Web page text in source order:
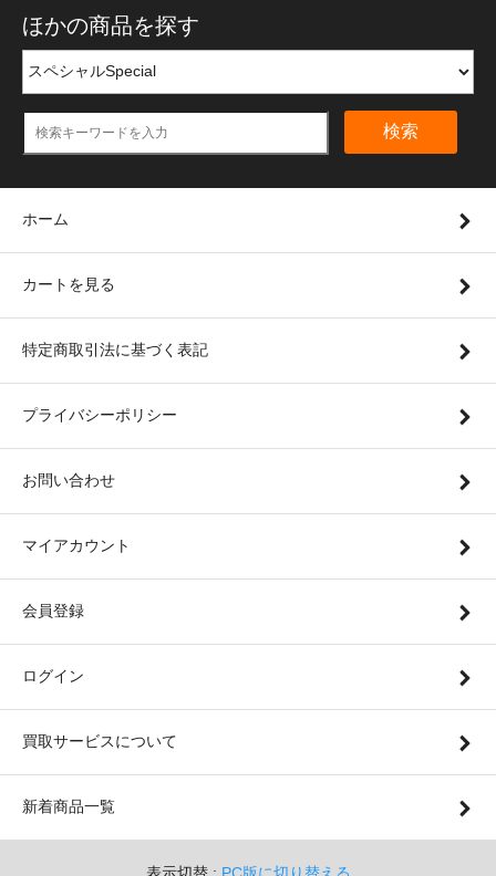
ほかの商品を探す
検索
ホーム
カートを見る
特定商取引法に基づく表記
プライバシーポリシー
お問い合わせ
マイアカウント
会員登録
ログイン
買取サービスについて
新着商品一覧